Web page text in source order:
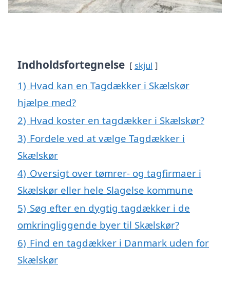
Indholdsfortegnelse skjul
1) Hvad kan en Tagdækker i Skælskør
hjælpe med?
2) Hvad koster en tagdækker i Skælskør?
3) Fordele ved at vælge Tagdækker i
Skælskør
4) Oversigt over tømrer- og tagfirmaer i
Skælskør eller hele Slagelse kommune
5) Søg efter en dygtig tagdækker i de
omkringliggende byer til Skælskør?
6) Find en tagdækker i Danmark uden for
Skælskør